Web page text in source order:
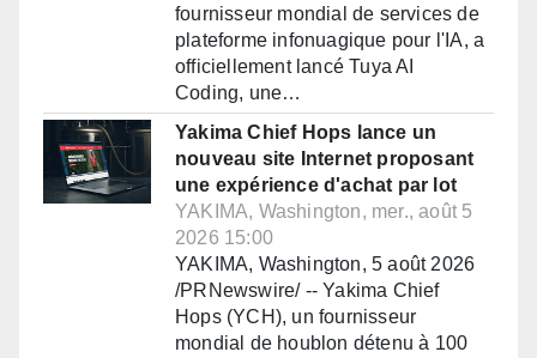
fournisseur mondial de services de
plateforme infonuagique pour l'IA, a
officiellement lancé Tuya AI
Coding, une…
Yakima Chief Hops lance un
nouveau site Internet proposant
une expérience d'achat par lot
YAKIMA, Washington, mer., août 5
2026 15:00
YAKIMA, Washington, 5 août 2026
/PRNewswire/ -- Yakima Chief
Hops (YCH), un fournisseur
mondial de houblon détenu à 100